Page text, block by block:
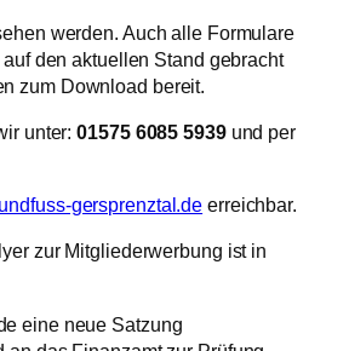
werden. Auch alle Formulare
den aktuellen Stand gebracht
zum Download bereit.
unter:01575 6085 5939und per
gersprenztal.de erreichbar.
zur Mitgliederwerbung ist in
eine neue Satzung